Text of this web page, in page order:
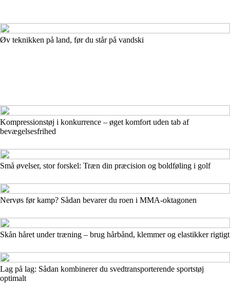
Øv teknikken på land, før du står på vandski
Kompressionstøj i konkurrence – øget komfort uden tab af
bevægelsesfrihed
Små øvelser, stor forskel: Træn din præcision og boldføling i golf
Nervøs før kamp? Sådan bevarer du roen i MMA-oktagonen
Skån håret under træning – brug hårbånd, klemmer og elastikker rigtigt
Lag på lag: Sådan kombinerer du svedtransporterende sportstøj
optimalt